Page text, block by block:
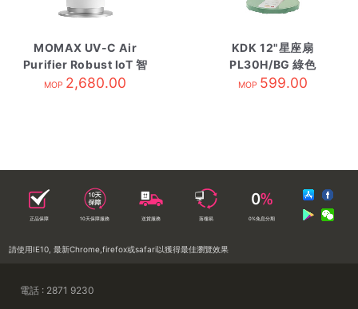
MOMAX UV-C Air
Purifier Robust IoT 智
能紫外光空清機
MOP 2,680.00
KDK 12"星座扇
PL30H/BG 綠色
MOP 599.00
正品保障 10天保障服務 送貨服務 落樓易 0%免息分期
請使用IE10, 最新Chrome,firefox或safari以獲得最佳瀏覽效果
電話 : 2871 9230